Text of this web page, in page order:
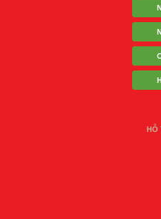
HỖ